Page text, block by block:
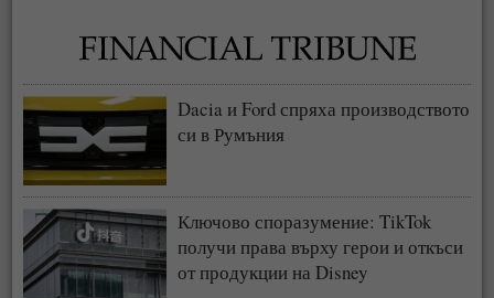
Dacia и Ford спряха производството
си в Румъния
Ключово споразумение: TikTok
получи права върху герои и откъси
от продукции на Disney